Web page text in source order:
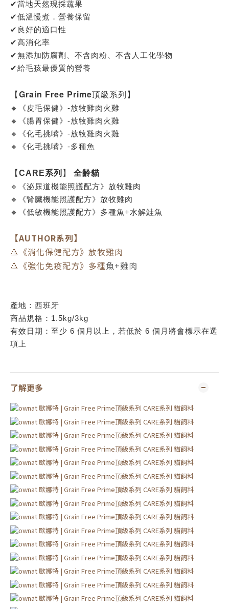
✔當地天然現採蔬果
✔低溫慢煮．營養保留
✔良好的適口性
✔高消化率
✔無添加防腐劑、不含肉粉、不含人工化學物
✔給毛孩最優質的營養
【Grain Free Prime頂級系列】
🔸《皮毛保健》-放牧雞肉火雞
🔸
《腸胃保健》-放牧雞肉火雞
🔸
《化毛挑嘴》-放牧雞肉火雞
🔸
《化毛挑嘴》-多種魚
【CARE系列 】
全齡貓
🔹《泌尿道機能照護配方》放牧雞肉
🔹
《腎臟機能照護配方》放牧雞肉
🔹
《低敏機能照護配方》多種魚+水解鮭魚
【AUTHOR系列】
🔺《消化保健配方》放牧雞肉
🔺《強化免疫配方》多種魚+雞肉
產地：西班牙
商品規格：1.5kg/3kg
有效日期：至少 6 個月以上，若低於 6 個月將會標示在選
項上
了解更多